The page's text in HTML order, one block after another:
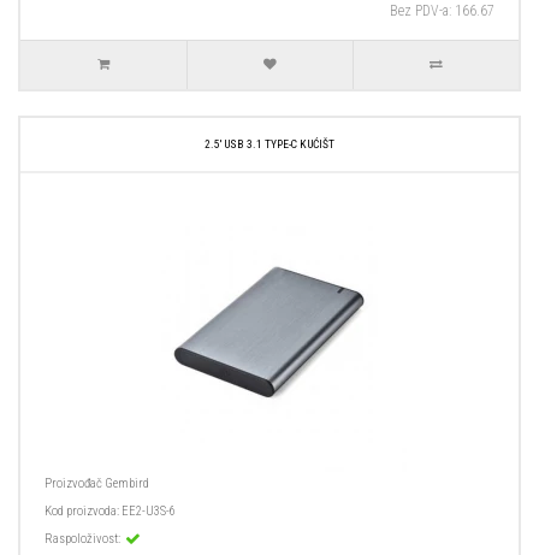
Bez PDV-a: 166.67
2.5' USB 3.1 TYPE-C KUĆIŠT
Proizvođač Gembird
Kod proizvoda: EE2-U3S-6
Raspoloživost: